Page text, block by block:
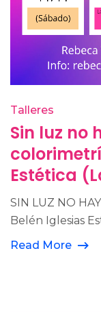
Talleres
Sin luz no
Estética
SIN LUZ NO
Belén Iglesias
Read More